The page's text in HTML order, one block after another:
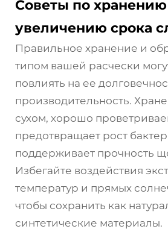
Советы по
увеличению срока
Правильное хранение и
типом вашей расчески
повлиять на ее
производительность.
сухом, хорошо
предотвращает рост
поддерживает прочность
Избегайте воздействия
температур и прямых
чтобы сохранить как
синтетические материалы.